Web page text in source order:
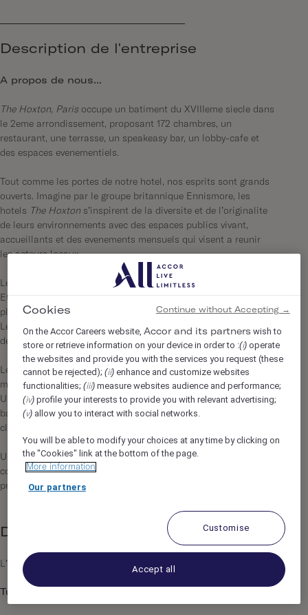
Description de l'entreprise
A propos de nous...
The Hoxton, Parisoccupe un bâtiment du XVIIIème siècle dans
le 2eme arrondissement, proposant 172 chambres, un
restaurant, une terrasse, un speakeasy bar, un lobby-café et
des espaces évènementiels.
Tout comme les portes de notre hôtel, nos esprits sont grands
ouverts. Imaginé par le groupe britannique Ennismore, les
hôtels The Hoxton s’inspirent de la diversité et de l’originalité
de leurs environnements avec des espaces publics vivant,
accueillants et des évènements mensuels qui visent à réunir
les acteurs locaux.
Le restaurant Rivié, du nom du premier propriétaire des lieux,
Etienne Rivié, propose une carte simple et de saison, avec des
plats français, réalisés avec des produits locaux.
Le café est torréfié par Original Coffee Roasters et extrait par
des machines La Marzocco.
Le Rivié est plus qu’un restaurant: un véritable lieu de vie où se
mêle locaux, clients et amis.
Une programmation de Djs enflamme toutes les semaines nos
bars, du jeudi au samedi, servant des cocktails de saison et
classiques.
Une programmation culturelle allant de concerts,
collaborations, pop-ups, cocktails specials, ou événements
privés, rythment les allées du restaurant du matin au soir.
Description du poste
L’hôtel recherche son/sa
Tu seras en charge de...
Cookies
On the Accor Careers website,Accor and its partners wish to
store or retrieve information on your device in order to :(i) operate
the websites and provide you with the services you request (these
cannot be rejected);(ii) enhance and customize websites
functionalities;(iii) measure websites audience and performance;
(iv) profile your interests to provide you with relevant advertising;
(v) allow you to interact with social networks.
You will be able to modify your choices at any time by clicking on
the "Cookies" link at the bottom of the page.
More information
Our partners
Customise
Accept all
Continue without Accepting →